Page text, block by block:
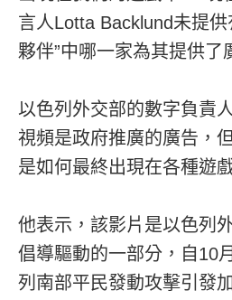
言人Lotta Backlund未提
夥伴”中哪一家為其提供了
以色列外交部的數字負責
視頻是政府推廣的廣告，
是如何最終出現在各種遊
他表示，該影片是以色列
倡導驅動的一部分，自10
列南部平民發動攻擊引發